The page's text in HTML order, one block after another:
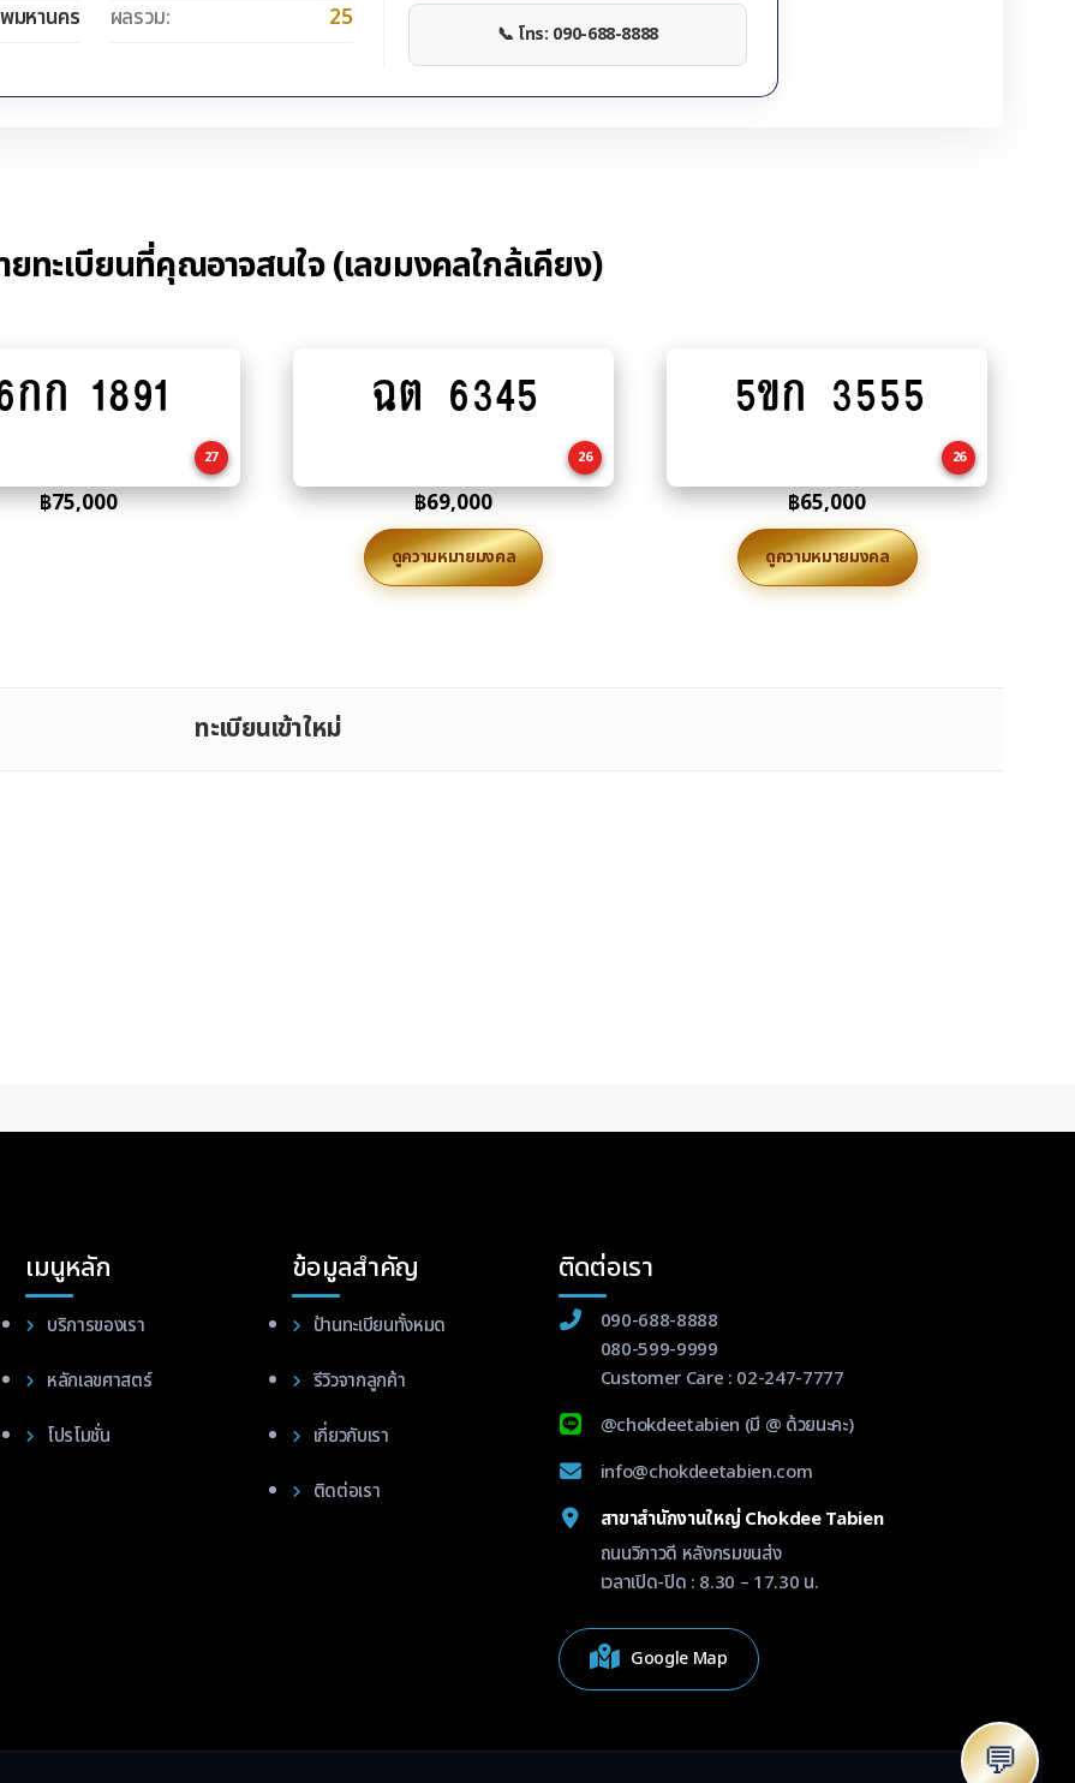
มหานคร
ผลรวม:
25
📞 โทร: 090-688-8888
ยทะเบียนที่คุณอาจสนใจ (เลขมงคลใกล้เคียง)
Add
to
กก 1891
27
฿75,000
Add
to
ฉต 6345
26
฿69,000
ดูความหมายมงคล
Add
to
5ขก 3555
26
฿65,000
ดูความหมายมงคล
ทะเบียนเข้าใหม่
เมนูหลัก
บริการของเรา
หลักเลขศาสตร์
โปรโมชั่น
ข้อมูลสำคัญ
ป้านทะเบียนทั้งหมด
รีวิวจากลูกค้า
เกี่ยวกับเรา
ติดต่อเรา
ติดต่อเรา
090-688-8888
080-599-9999
Customer Care : 02-247-7777
@chokdeetabien (มี @ ด้วยนะคะ)
info@chokdeetabien.com
สาขาสำนักงานใหญ่ Chokdee Tabien
ถนนวิภาวดี หลังกรมขนส่ง
เวลาเปิด-ปิด : 8.30 – 17.30 น.
Google Map
💬